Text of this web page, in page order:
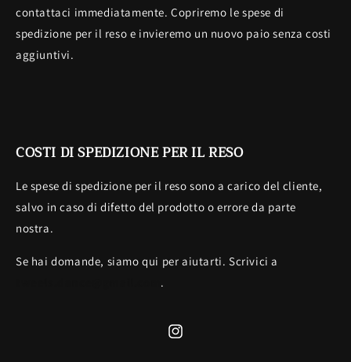
contattaci immediatamente. Copriremo le spese di
spedizione per il reso e invieremo un nuovo paio senza costi
aggiuntivi.
COSTI DI SPEDIZIONE PER IL RESO
Le spese di spedizione per il reso sono a carico del cliente,
salvo in caso di difetto del prodotto o errore da parte
nostra.
Se hai domande, siamo qui per aiutarti. Scrivici a
.
Instagram